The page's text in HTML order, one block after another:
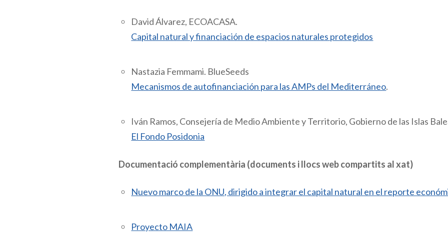
David Álvarez, ECOACASA.
Capital natural y financiación de espacios naturales protegidos
Nastazia Femmami. BlueSeeds
Mecanismos de autofinanciación para las AMPs del Mediterráneo.
Iván Ramos, Consejería de Medio Ambiente y Territorio, Gobierno de las Islas
El Fondo Posidonia
Documentació complementària (documents i llocs web compartits al xat)
Nuevo marco de la ONU, dirigido a integrar el capital natural en el reporte
Proyecto MAIA